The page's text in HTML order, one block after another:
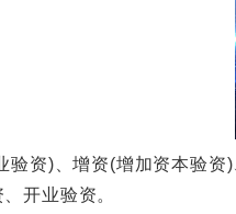
)、增资(增加资本验资)
开业验资。